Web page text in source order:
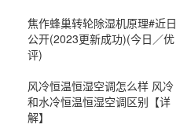
焦作蜂巢转轮除湿机原理#近日
公开(2023更新成功)(今日／优
评)
风冷恒温恒湿空调怎么样 风冷
和水冷恒温恒湿空调区别【详
解】